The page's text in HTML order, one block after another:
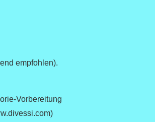
empfohlen).
Vorbereitung